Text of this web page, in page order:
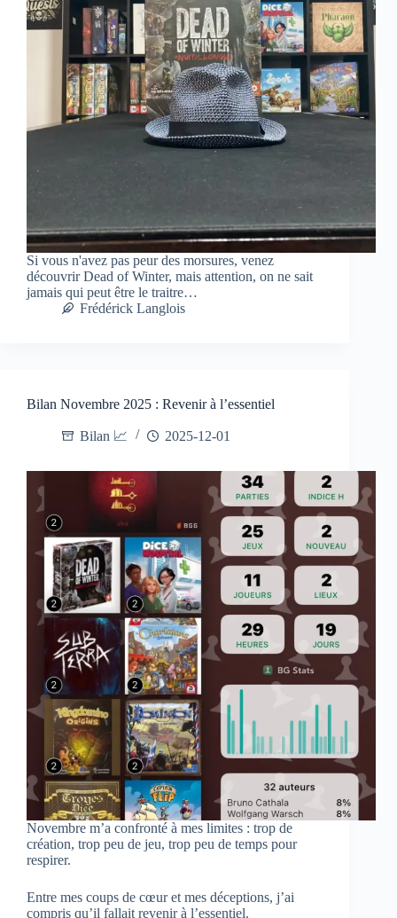
Si vous n'avez pas peur des morsures, venez
découvrir Dead of Winter, mais attention, on ne sait
jamais qui peut être le traitre…
Frédérick Langlois
Bilan Novembre 2025 : Revenir à l’essentiel
Bilan 📈 2025-12-01
Novembre m’a confronté à mes limites : trop de
création, trop peu de jeu, trop peu de temps pour
respirer.
Entre mes coups de cœur et mes déceptions, j’ai
compris qu’il fallait revenir à l’essentiel.